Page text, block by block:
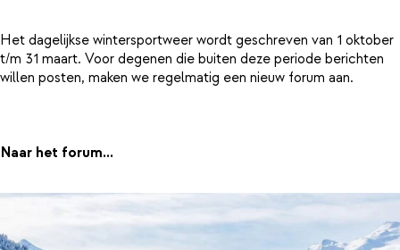
Het dagelijkse wintersportweer wordt geschreven van 1 oktober
t/m 31 maart. Voor degenen die buiten deze periode berichten
willen posten, maken we regelmatig een nieuw forum aan.
Naar het forum...